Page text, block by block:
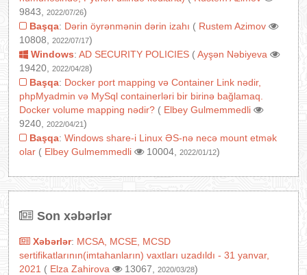
9843,
2022/07/26)
Başqa: Dərin öyrənmənin dərin izahı ( Rustem Azimov
10808,
2022/07/17)
Windows: AD SECURITY POLICIES (Ayşən Nəbiyeva
19420,
2022/04/28)
Başqa: Docker port mapping və Container Link nədir,
phpMyadmin və MySql containerləri bir birinə bağlamaq.
Docker volume mapping nədir? ( Elbey Gulmemmedli
9240,
2022/04/21)
Başqa: Windows share-i Linux ƏS-nə necə mount etmək
olar ( Elbey Gulmemmedli 10004, 2022/01/12)
Son xəbərlər
Xəbərlər: MCSA, MCSE, MCSD
sertifikatlarının(imtahanların) vaxtları uzadıldı - 31 yanvar,
2021 ( Elza Zahirova 13067, 2020/03/28)